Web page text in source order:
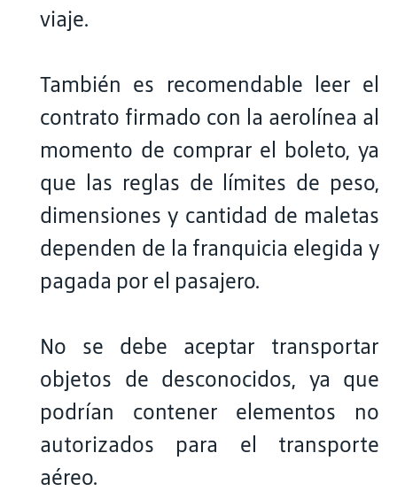
viaje.
También es recomendable leer el
contrato firmado con la aerolínea al
momento de comprar el boleto, ya
que las reglas de límites de peso,
dimensiones y cantidad de maletas
dependen de la franquicia elegida y
pagada por el pasajero.
No se debe aceptar transportar
objetos de desconocidos, ya que
podrían contener elementos no
autorizados para el transporte
aéreo.